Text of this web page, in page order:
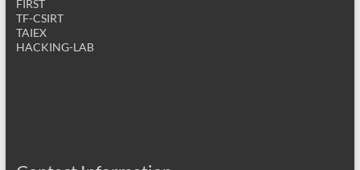
FIRST
TF-CSIRT
TAIEX
HACKING-LAB